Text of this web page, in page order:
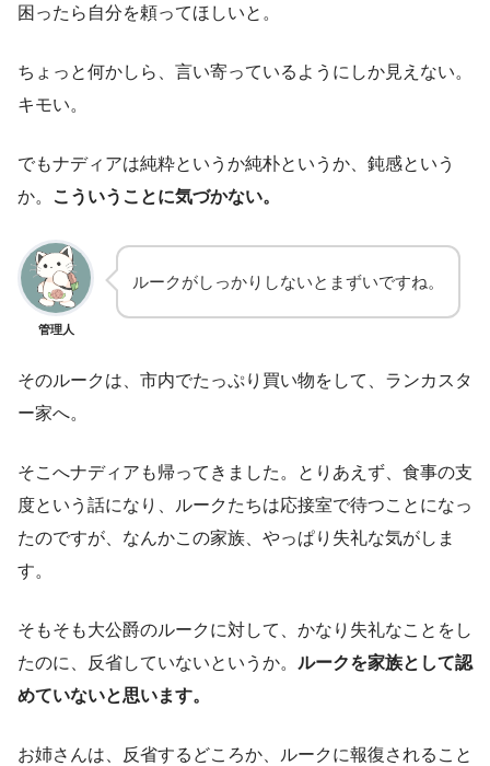
困ったら自分を頼ってほしいと。
ちょっと何かしら、言い寄っているようにしか見えない。
キモい。
でもナディアは純粋というか純朴というか、鈍感という
か。
こういうことに気づかない。
管理人
ルークがしっかりしないとまずいですね。
そのルークは、市内でたっぷり買い物をして、ランカスタ
ー家へ。
そこへナディアも帰ってきました。とりあえず、食事の支
度という話になり、ルークたちは応接室で待つことになっ
たのですが、なんかこの家族、やっぱり失礼な気がしま
す。
そもそも大公爵のルークに対して、かなり失礼なことをし
たのに、反省していないというか。 ルークを家族として認
めていないと思います。
お姉さんは、反省するどころか、ルークに報復されること